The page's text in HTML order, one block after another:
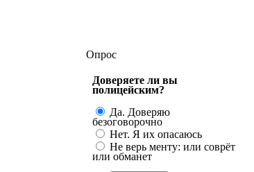
Опрос
Доверяете ли вы
полицейским?
Да. Доверяю
безоговорочно
Нет. Я их опасаюсь
Не верь менту: или соврёт
или обманет